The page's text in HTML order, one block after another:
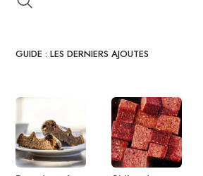
GUIDE : LES DERNIERS AJOUTES